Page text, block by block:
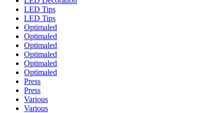
LED Tips
LED Tips
Optimaled
Optimaled
Optimaled
Optimaled
Optimaled
Optimaled
Press
Press
Various
Various